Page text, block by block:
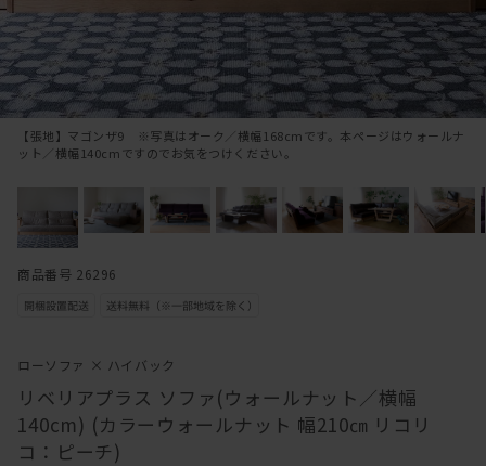
ローソファ × ハイバック
リベリアプラス ソファ(ウォールナット／横幅
140cm) (カラーウォールナット 幅210㎝ リコリ
コ：ピーチ)
【張地】マゴンザ9 ※写真はオーク／横幅168cmです。本ページはウォールナ
ット／横幅140cmですのでお気をつけください。
商品番号 26296